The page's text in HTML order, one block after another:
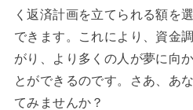
く返済計画を立てられる額を
できます。これにより、資金
がり、より多くの人が夢に向
とができるのです。さあ、あ
てみませんか？